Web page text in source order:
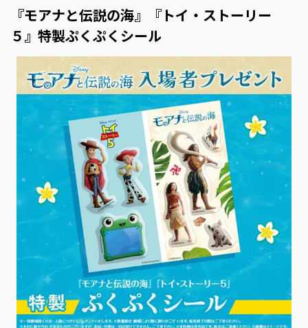
『モアナと伝説の海』『トイ・ストーリー
５』特製ぷくぷくシール